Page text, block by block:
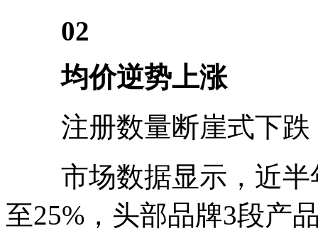
02
均价逆势上涨
注册数量断崖式下跌
市场数据显示，近半
至25%，头部品牌3段产